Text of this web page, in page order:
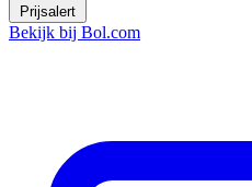
Prijsalert
Bekijk bij Bol.com